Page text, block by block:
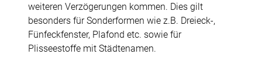
weiteren Verzögerungen kommen. Dies gilt
besonders für Sonderformen wie z.B. Dreieck-,
Fünfeckfenster, Plafond etc. sowie für
Plisseestoffe mit Städtenamen.